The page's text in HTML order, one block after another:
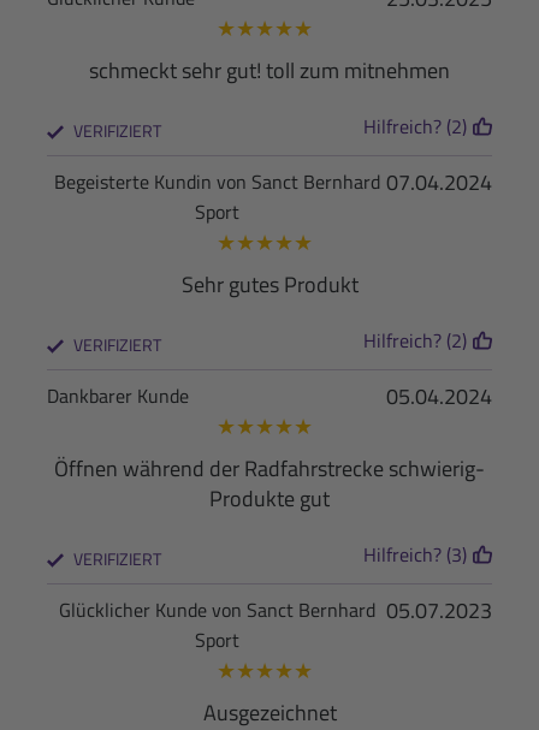
★★★★★
schmeckt sehr gut! toll zum mitnehmen
VERIFIZIERT Hilfreich? (2)
07.04.2024
Begeisterte Kundin von Sanct Bernhard
Sport
★★★★★
Sehr gutes Produkt
VERIFIZIERT Hilfreich? (2)
05.04.2024
Dankbarer Kunde
★★★★★
Öffnen während der Radfahrstrecke schwierig-
Produkte gut
VERIFIZIERT Hilfreich? (3)
05.07.2023
Glücklicher Kunde von Sanct Bernhard
Sport
★★★★★
Ausgezeichnet